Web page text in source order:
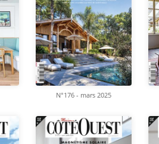
N°176 - mars 2025